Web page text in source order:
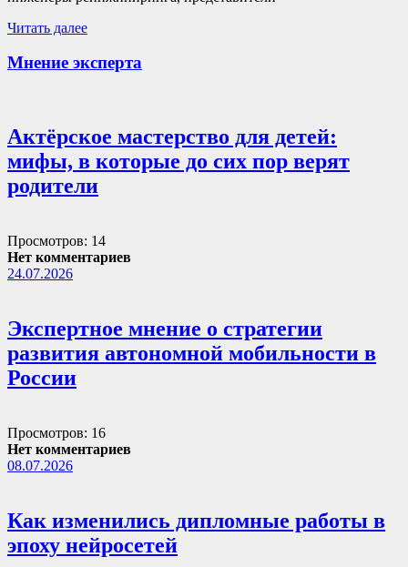
Читать далее
Мнение эксперта
Актёрское мастерство для детей:
мифы, в которые до сих пор верят
родители
Просмотров: 14
Нет комментариев
24.07.2026
Экспертное мнение о стратегии
развития автономной мобильности в
России
Просмотров: 16
Нет комментариев
08.07.2026
Как изменились дипломные работы в
эпоху нейросетей